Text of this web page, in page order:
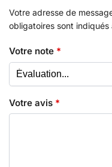
Votre adresse de
obligatoires sont indiqués
Votre note *
Votre avis *